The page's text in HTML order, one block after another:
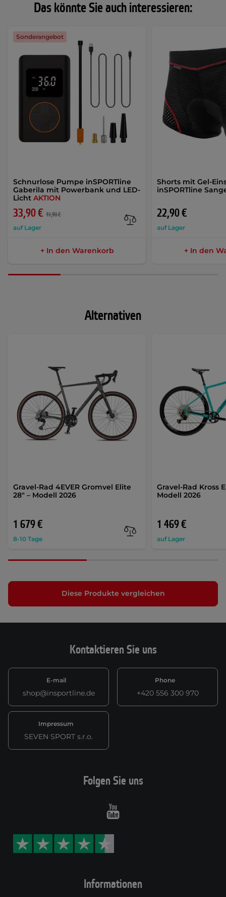
Das könnte Sie auch interessieren:
Schnurlose Pumpe inSPORTline
Gaberila mit Powerbank und LED-
Licht AKTION
33,90 € 41,90 €
auf Lager
Sonderangebot
+ In den Warenkorb
Shorts mit Gel-
inSPORTline
22,90 €
auf Lager
+ In den
Alternativen
Gravel-Rad 4EVER Gromvel Elite
28" – Modell 2026
1 679 €
8-10 Tage
Gravel-Rad Kross
Modell 2026
1 469 €
auf Lager
Diese Produkte vergleichen
Kontaktieren Sie uns
E-mail
shop@insportline.de
Phone
+420 556 300 970
Impressum
SEVEN SPORT s.r.o.
Informationen
Folgen Sie uns
Youtube